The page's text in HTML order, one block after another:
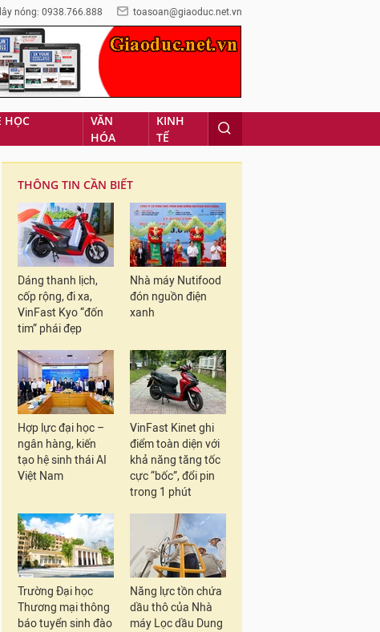
nóng: 0938.766.888 toasoan@giaoduc.net.vn
HỌC
VĂN
HÓA
KINH
TẾ
THÔNG TIN CẦN BIẾT
Dáng thanh lịch,
cốp rộng, đi xa,
VinFast Kyo “đốn
tim” phái đẹp
Nhà máy Nutifood
đón nguồn điện
xanh
Hợp lực đại học –
ngân hàng, kiến
tạo hệ sinh thái AI
Việt Nam
VinFast Kinet ghi
điểm toàn diện với
khả năng tăng tốc
cực “bốc”, đổi pin
trong 1 phút
Trường Đại học
Thương mại thông
báo tuyển sinh đào
Năng lực tồn chứa
dầu thô của Nhà
máy Lọc dầu Dung